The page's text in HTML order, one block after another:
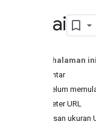
Mulai
Pada halaman ini
Pengantar
Sebelum
Parameter URL
Batasan ukuran